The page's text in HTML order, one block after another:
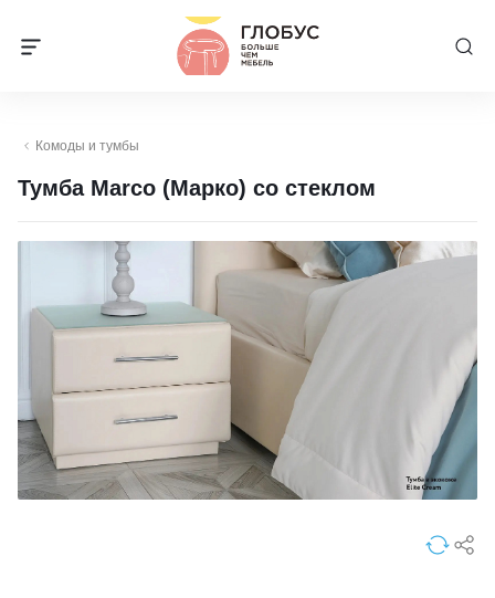
Комоды и тумбы
Тумба Marco (Марко) со стеклом